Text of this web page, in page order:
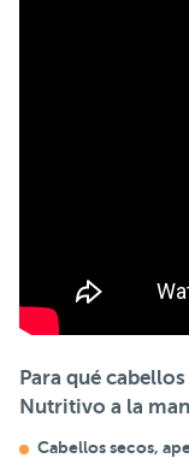
Para qué
Nutritivo a la
Cabellos secos,